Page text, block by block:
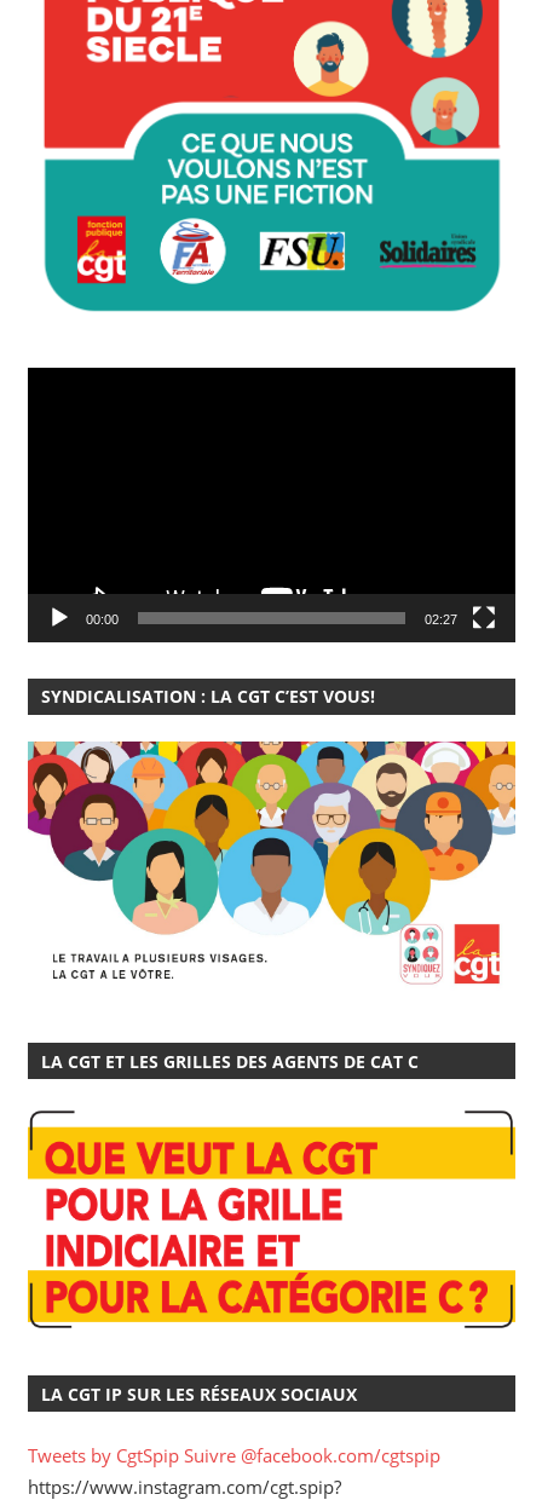
00:00 02:27
SYNDICALISATION : LA CGT C’EST VOUS!
LA CGT ET LES GRILLES DES AGENTS DE CAT C
LA CGT IP SUR LES RÉSEAUX SOCIAUX
Tweets by CgtSpip Suivre @facebook.com/cgtspip
https://www.instagram.com/cgt.spip?